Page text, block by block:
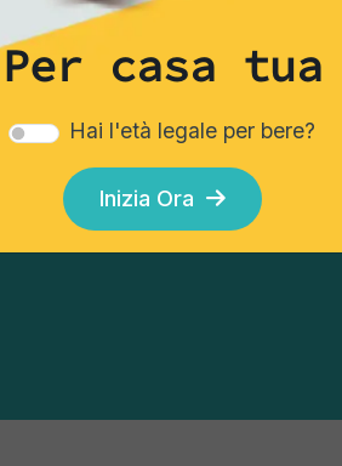
Scegli i tuoi drink
Per casa tua
Hai l'età legale per bere?
Inizia Ora